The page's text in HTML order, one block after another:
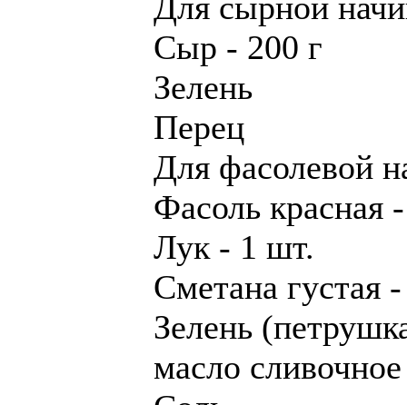
Сыр - 200 г
Зелень
Перец
Для фасолевой
Фасоль красная
Лук - 1 шт.
Сметана густая
Зелень
масло